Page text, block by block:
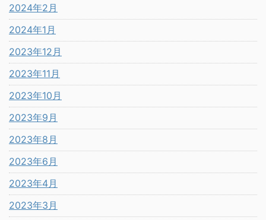
2024年2月
2024年1月
2023年12月
2023年11月
2023年10月
2023年9月
2023年8月
2023年6月
2023年4月
2023年3月